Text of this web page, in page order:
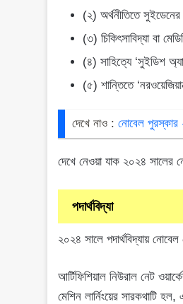
(২) অর্থনীতিতে সুইডেনের
(৩) চিকিৎসাবিদ্যা বা
(৪) সাহিত্যে ‘সুইডিশ
(৫) শান্তিতে
দেখে নাও : নোবেল
দেখে নেওয়া যাক ২০২৪ সালের
পদার্থবিদ্যা
২০২৪ সালে পদার্থবিদ্যায়
আর্টিফিশিয়াল নিউরাল নেট
মেশিন লার্নিংয়ের সারকথাটি